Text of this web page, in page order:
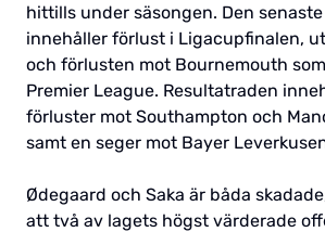
hittills under säsongen. Den
innehåller förlust i Ligacupfinalen,
och förlusten mot Bournemouth
Premier League. Resultatraden
förluster mot Southampton och
samt en seger mot Bayer
Ødegaard och Saka är båda
att två av lagets högst värderade